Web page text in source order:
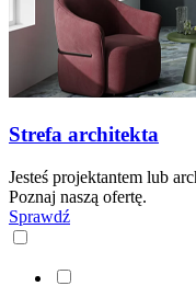
Strefa architekta
Jesteś projektantem lub
Poznaj naszą ofertę.
Sprawdź